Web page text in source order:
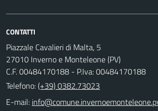
CONTATTI
Piazzale Cavalieri di Malta, 5
27010 Inverno e Monteleone (PV)
C.F. 00484170188 - P.Iva: 00484170188
Telefono:(+39) 0382.73023
E-mail: